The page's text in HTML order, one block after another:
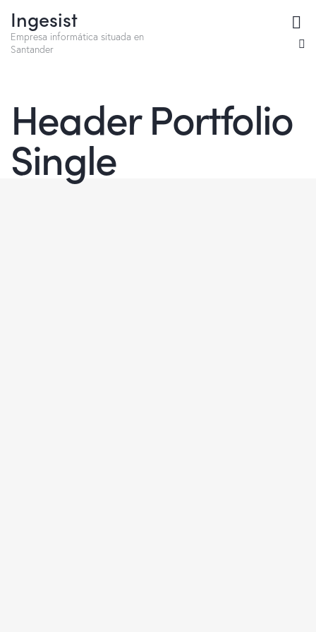
Ingesist
Empresa informática situada en
Santander
Header Portfolio
Single